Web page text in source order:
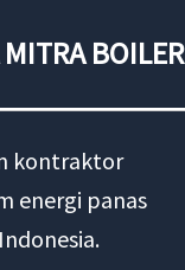
BOILER
kontraktor
energi panas